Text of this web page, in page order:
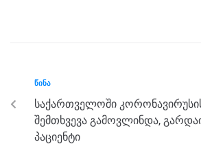
b
o
o
k
g
er
m p
p
ᲬᲘᲜᲐ
საქართველოში
შემთხვევა გამოვლინდა,
პაციენტი